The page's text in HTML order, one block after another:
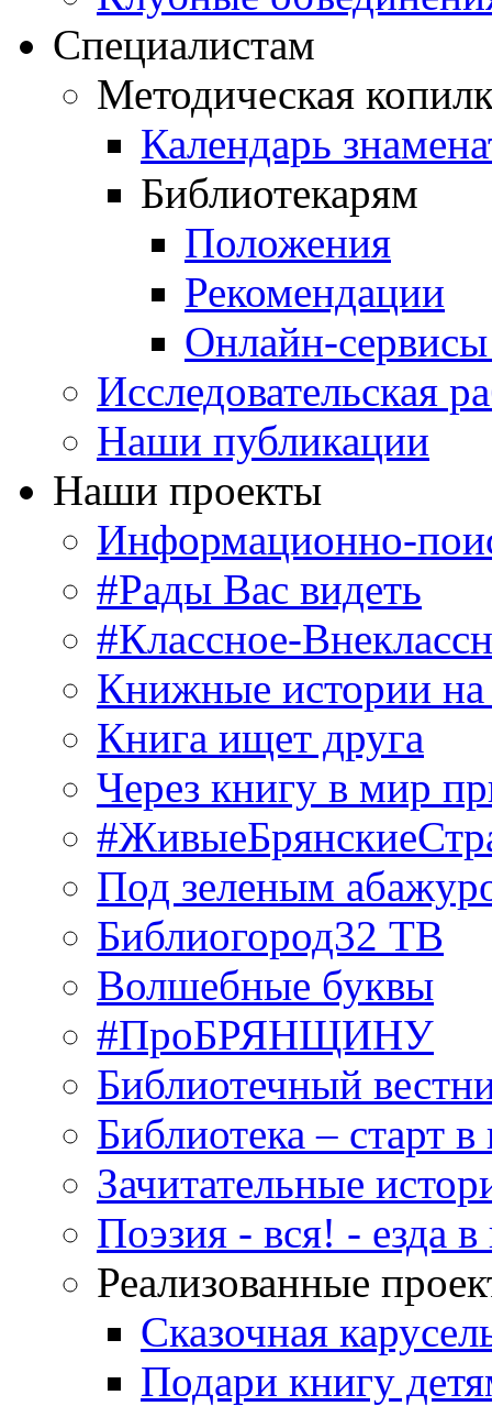
Специалистам
Методическая
Календарь
Библиотекарям
Положения
Рекомендации
Онлайн-сервисы
Исследовательская
Наши публикации
Наши проекты
Информационно-
#Рады Вас видеть
#Классное-
Книжные истории
Книга ищет друга
Через книгу в мир
Под зеленым
Библиогород32 ТВ
Волшебные буквы
#ПроБРЯНЩИНУ
Библиотечный
Библиотека – старт
Зачитательные
Поэзия - вся! - езда в
Реализованные
Сказочная
Подари книгу